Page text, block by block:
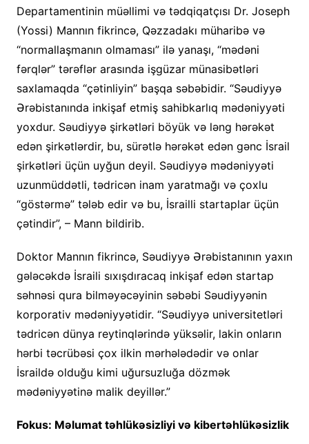
Departamentinin müəllimi və tədqiqatçısı Dr. Joseph
(Yossi) Mannın fikrincə, Qəzzadakı müharibə və
“normallaşmanın olmaması” ilə yanaşı, “mədəni
fərqlər” tərəflər arasında işgüzar münasibətləri
saxlamaqda “çətinliyin” başqa səbəbidir. “Səudiyyə
Ərəbistanında inkişaf etmiş sahibkarlıq mədəniyyəti
yoxdur. Səudiyyə şirkətləri böyük və ləng hərəkət
edən şirkətlərdir, bu, sürətlə hərəkət edən gənc İsrail
şirkətləri üçün uyğun deyil. Səudiyyə mədəniyyəti
uzunmüddətli, tədricən inam yaratmağı və çoxlu
“göstərmə” tələb edir və bu, İsrailli startaplar üçün
çətindir”, – Mann bildirib.
Doktor Mannın fikrincə, Səudiyyə Ərəbistanının yaxın
gələcəkdə İsraili sıxışdıracaq inkişaf edən startap
səhnəsi qura bilməyəcəyinin səbəbi Səudiyyənin
korporativ mədəniyyətidir. “Səudiyyə universitetləri
tədricən dünya reytinqlərində yüksəlir, lakin onların
hərbi təcrübəsi çox ilkin mərhələdədir və onlar
İsraildə olduğu kimi uğursuzluğa dözmək
mədəniyyətinə malik deyillər.”
Fokus: Məlumat təhlükəsizliyi və kibertəhlükəsizlik